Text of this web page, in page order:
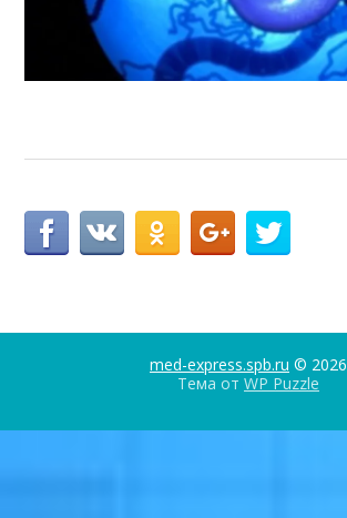
med-express.spb.ru © 2026
Тема от WP Puzzle